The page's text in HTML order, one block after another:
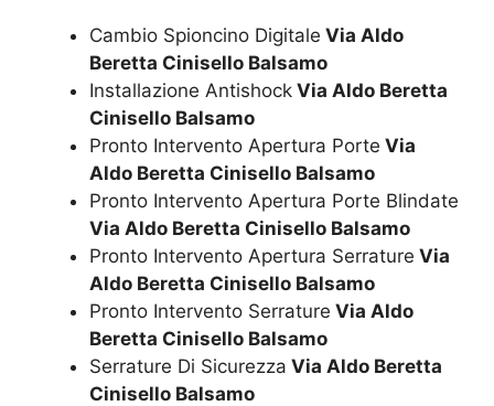
Cambio Spioncino Digitale Via Aldo
Beretta Cinisello Balsamo
Installazione Antishock Via Aldo Beretta
Cinisello Balsamo
Pronto Intervento Apertura Porte Via
Aldo Beretta Cinisello Balsamo
Pronto Intervento Apertura Porte Blindate
Via Aldo Beretta Cinisello Balsamo
Pronto Intervento Apertura Serrature Via
Aldo Beretta Cinisello Balsamo
Pronto Intervento Serrature Via Aldo
Beretta Cinisello Balsamo
Serrature Di Sicurezza Via Aldo Beretta
Cinisello Balsamo